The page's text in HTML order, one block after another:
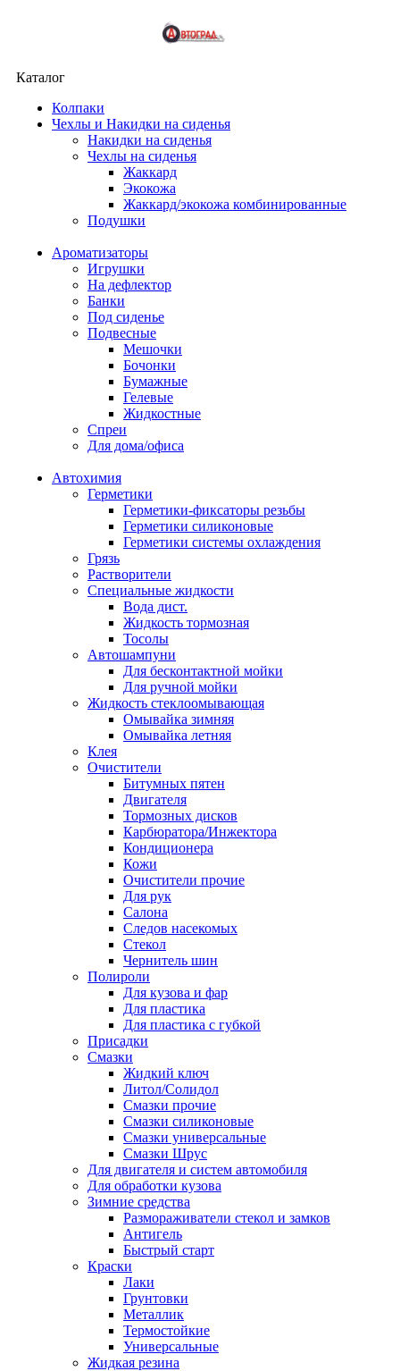
Каталог
Колпаки
Чехлы и Накидки на сиденья
Накидки на сиденья
Чехлы на сиденья
Жаккард
Экокожа
Жаккард/экокожа комбинированные
Подушки
Ароматизаторы
Игрушки
На дефлектор
Банки
Под сиденье
Подвесные
Мешочки
Бочонки
Бумажные
Гелевые
Жидкостные
Спреи
Для дома/офиса
Автохимия
Герметики
Герметики-фиксаторы резьбы
Герметики силиконовые
Герметики системы охлаждения
Грязь
Растворители
Специальные жидкости
Вода дист.
Жидкость тормозная
Тосолы
Автошампуни
Для бесконтактной мойки
Для ручной мойки
Жидкость стеклоомывающая
Омывайка зимняя
Омывайка летняя
Клея
Очистители
Битумных пятен
Двигателя
Тормозных дисков
Карбюратора/Инжектора
Кондиционера
Кожи
Очистители прочие
Для рук
Салона
Следов насекомых
Стекол
Чернитель шин
Полироли
Для кузова и фар
Для пластика
Для пластика с губкой
Присадки
Смазки
Жидкий ключ
Литол/Солидол
Смазки прочие
Смазки силиконовые
Смазки универсальные
Смазки Шрус
Для двигателя и систем автомобиля
Для обработки кузова
Зимние средства
Размораживатели стекол и замков
Антигель
Быстрый старт
Краски
Лаки
Грунтовки
Металлик
Термостойкие
Универсальные
Жидкая резина